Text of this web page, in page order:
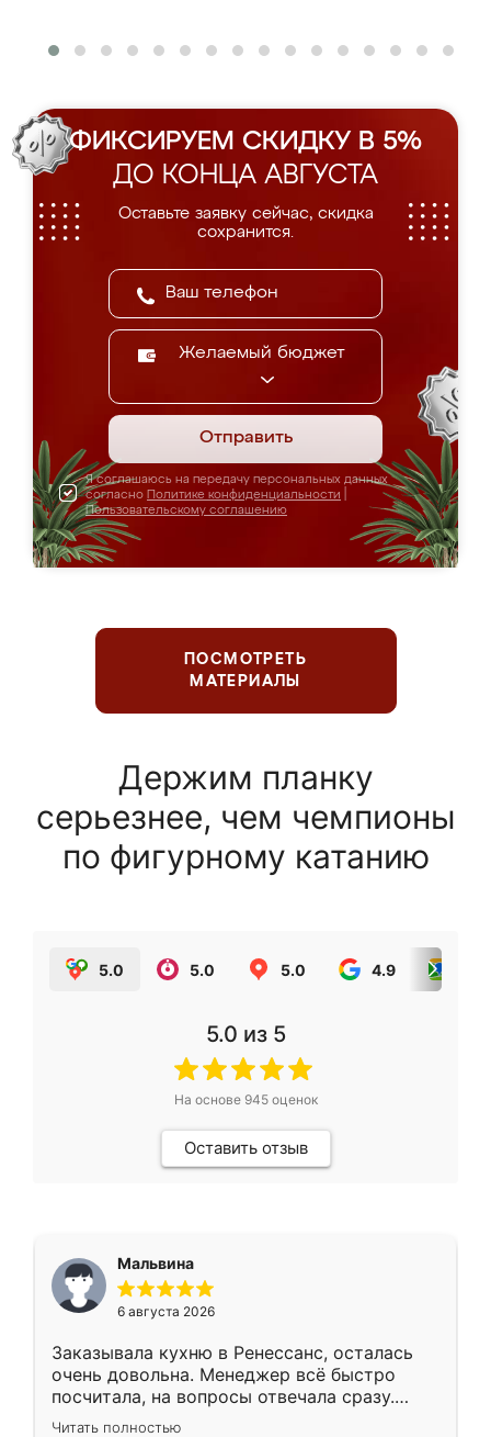
ФИКСИРУЕМ СКИДКУ В 5%
ДО КОНЦА АВГУСТА
Оставьте заявку сейчас, скидка
сохранится.
Желаемый бюджет
Отправить
Я соглашаюсь на передачу персональных данных
согласно Политике конфиденциальности
Пользовательскому соглашению
ПОСМОТРЕТЬ
МАТЕРИАЛЫ
Держим планку
серьезнее, чем чемпионы
по фигурному катанию
5.0 5.0 5.0 4.9
5.0 из 5
На основе 945оценок
Оставить отзыв
Мальвина
6 августа 2026
Заказывала кухню в Ренессанс, осталась
очень довольна. Менеджер всё быстро
посчитала, на вопросы отвечала сразу.
Замерщик приехал в субботу, подошёл к
Читать полностью